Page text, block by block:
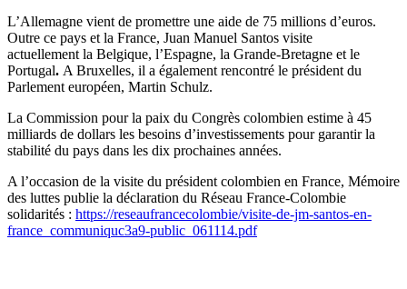
L’Allemagne vient de promettre une aide de 75 millions d’euros.
Outre ce pays et la France, Juan Manuel Santos visite
actuellement la Belgique, l’Espagne, la Grande-Bretagne et le
Portugal. A Bruxelles, il a également rencontré le président du
Parlement européen, Martin Schulz.
La Commission pour la paix du Congrès colombien estime à 45
milliards de dollars les besoins d’investissements pour garantir la
stabilité du pays dans les dix prochaines années.
A l’occasion de la visite du président colombien en France, Mémoire
des luttes publie la déclaration du Réseau France-Colombie
solidarités : https://reseaufrancecolombie/visite-de-jm-santos-en-
france_communiquc3a9-public_061114.pdf